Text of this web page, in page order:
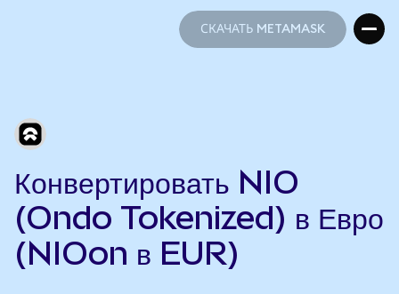
СКАЧАТЬ METAMASK
Конвертировать NIO
(Ondo Tokenized) в Евро
(NIOon в EUR)